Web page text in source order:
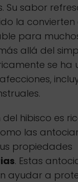
Su sabor
la convierten
para
allá del
se ha
hibisco es
las
propiedades
. Estas
ayudar a